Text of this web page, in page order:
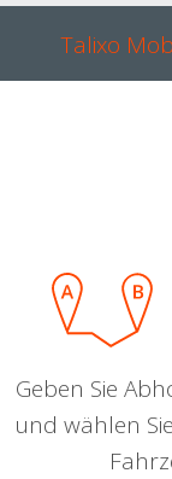
Talixo
Geben Sie
und wählen